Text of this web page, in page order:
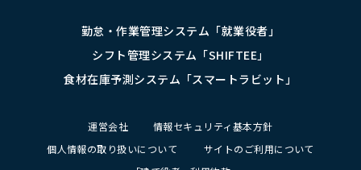
勤怠・作業管理システム「就業役者」
シフト管理システム「SHIFTEE」
食材在庫予測システム「スマートラビット」
運営会社
情報セキュリティ基本方針
個人情報の取り扱いについて
サイトのご利用について